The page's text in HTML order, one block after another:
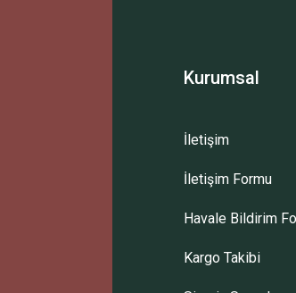
Kurumsal
İletişim
İletişim Formu
Havale Bildirim
Kargo Takibi